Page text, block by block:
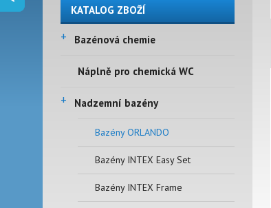
KATALOG ZBOŽÍ
+ Bazénová chemie
Náplně pro chemická WC
+ Nadzemní bazény
Bazény ORLANDO
Bazény INTEX Easy Set
Bazény INTEX Frame